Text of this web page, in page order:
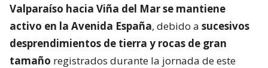
Valparaíso hacia Viña del Mar se mantiene
activo en la Avenida España, debido a sucesivos
desprendimientos de tierra y rocas de gran
tamaño registrados durante la jornada de este